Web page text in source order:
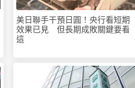
美日聯手干預日圓！央行看短期
效果已見 但長期成敗關鍵要看
這